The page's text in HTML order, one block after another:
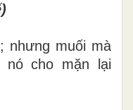
nhưng muối mà
cho mặn lại